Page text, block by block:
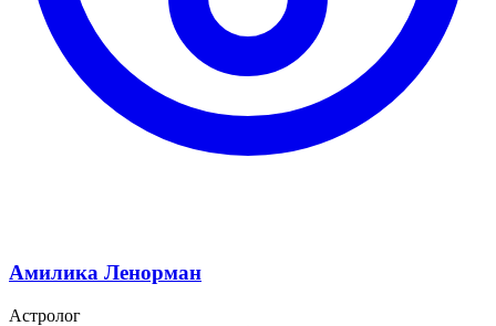
Амилика Ленорман
Астролог